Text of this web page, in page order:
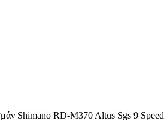
Shimano RD-M370 Altus Sgs 9 Speed